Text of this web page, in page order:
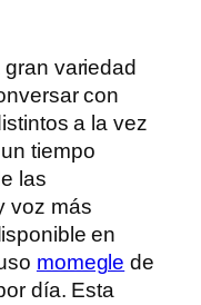
variedad
con
a la vez
tiempo
las
voz más
en
momegle de
día. Esta